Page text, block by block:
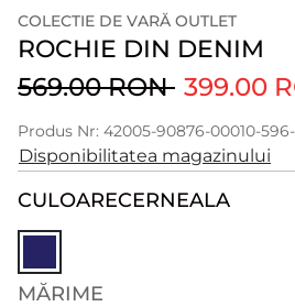
COLECTIE DE VARĂ OUTLET
ROCHIE DIN DENIM
569.00 RON 399.00
Produs Nr: 42005-90876-00010-596-
Disponibilitatea magazinului
CULOARECERNEALA
MĂRIME